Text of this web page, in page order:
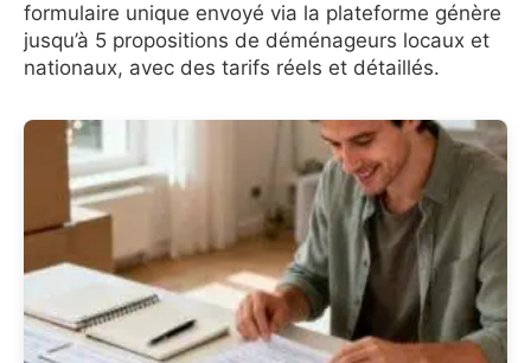
formulaire unique envoyé via la plateforme génère
jusqu’à 5 propositions de déménageurs locaux et
nationaux, avec des tarifs réels et détaillés.